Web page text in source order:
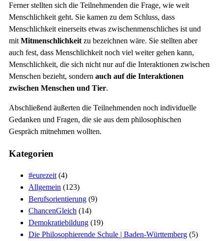
Ferner stellten sich die Teilnehmenden die Frage, wie weit
Menschlichkeit geht. Sie kamen zu dem Schluss, dass
Menschlichkeit einerseits etwas zwischenmenschliches ist und
mit Mitmenschlichkeit zu bezeichnen wäre. Sie stellten aber
auch fest, dass Menschlichkeit noch viel weiter gehen kann,
Menschlichkeit, die sich nicht nur auf die Interaktionen zwischen
Menschen bezieht, sondern auch auf die Interaktionen
zwischen Menschen und Tier.
Abschließend äußerten die Teilnehmenden noch individuelle
Gedanken und Fragen, die sie aus dem philosophischen
Gespräch mitnehmen wollten.
Kategorien
#eurezeit (4)
Allgemein (123)
Berufsorientierung (9)
ChancenGleich (14)
Demokratiebildung (19)
Die Philosophierende Schule | Baden-Württemberg (5)